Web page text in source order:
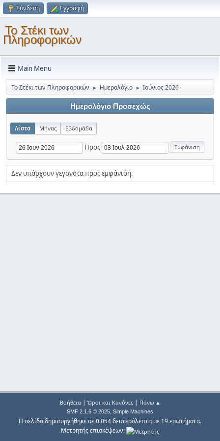
Σύνδεση Εγγραφή
Το Στέκι των
Πληροφορικών
Main Menu
Το Στέκι των Πληροφορικών ► Ημερολόγιο ► Ιούνιος 2026
Ημερολόγιο Προσεχώς
Λίστα Μήνας Εβδομάδα
Προς
Δεν υπάρχουν γεγονότα προς εμφάνιση.
Βοήθεια| Όροι και Κανόνες| Πάνω ▲
SMF 2.1.6 © 2025, Simple Machines
Η σελίδα δημιουργήθηκε σε 0.054 δευτερόλεπτα με 19 ερωτήματα.
Μετρητής επισκέψεων: